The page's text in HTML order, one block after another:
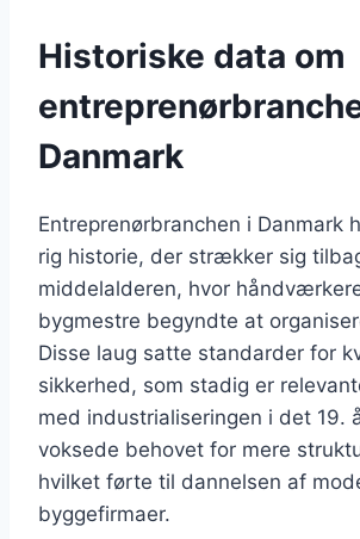
Historiske data om
Danmark
Entreprenørbranchen i Danmark
rig historie, der strækker sig
middelalderen, hvor
bygmestre begyndte at
Disse laug satte standarder for
sikkerhed, som stadig er
med industrialiseringen i det 19.
voksede behovet for mere
hvilket førte til dannelsen af
byggefirmaer.